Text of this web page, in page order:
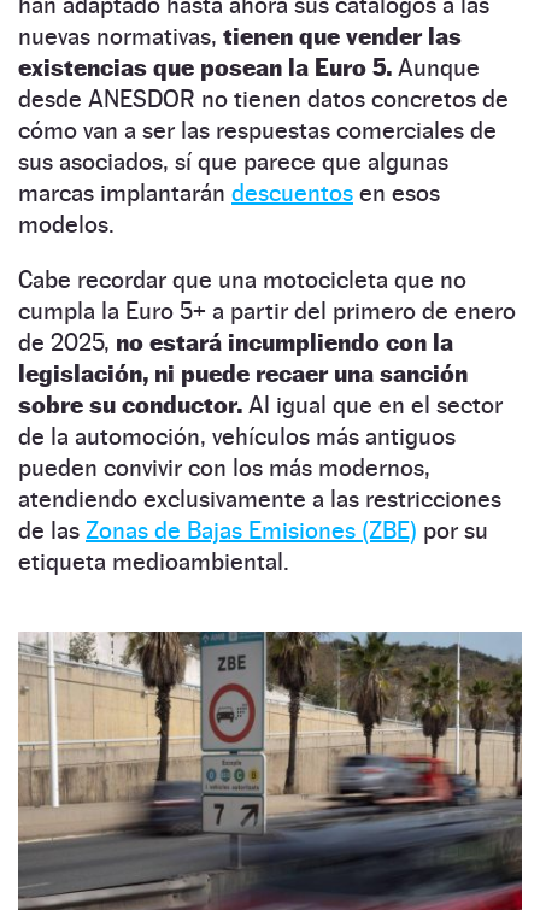
nuevas normativas, tienen que vender las
existencias que posean la Euro 5. Aunque
desde ANESDOR no tienen datos concretos de
cómo van a ser las respuestas comerciales de
sus asociados, sí que parece que algunas
marcas implantarán descuentos en esos
modelos.
Cabe recordar que una motocicleta que no
cumpla la Euro 5+ a partir del primero de enero
de 2025, no estará incumpliendo con la
legislación, ni puede recaer una sanción
sobre su conductor. Al igual que en el sector
de la automoción, vehículos más antiguos
pueden convivir con los más modernos,
atendiendo exclusivamente a las restricciones
de las Zonas de Bajas Emisiones (ZBE) por su
etiqueta medioambiental.